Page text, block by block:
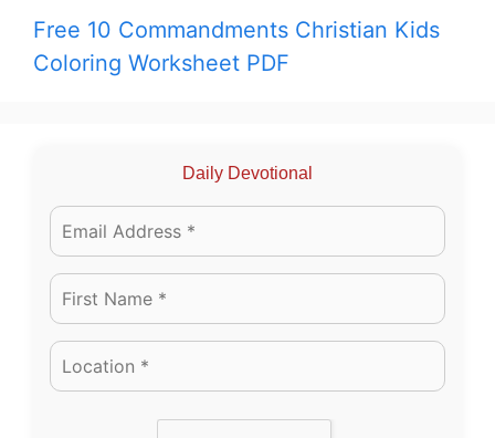
Free 10 Commandments Christian Kids
Coloring Worksheet PDF
Daily Devotional